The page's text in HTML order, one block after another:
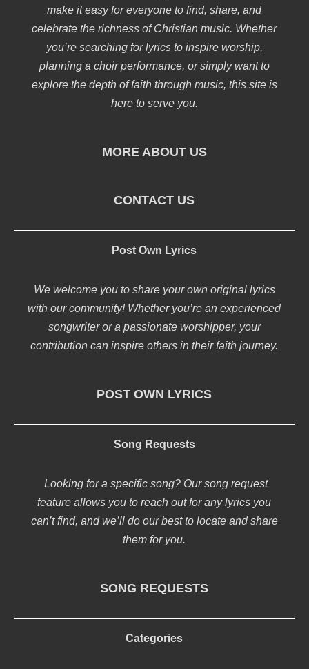
make it easy for everyone to find, share, and
celebrate the richness of Christian music. Whether
you’re searching for lyrics to inspire worship,
planning a choir performance, or simply want to
explore the depth of faith through music, this site is
here to serve you.
MORE ABOUT US
CONTACT US
Post Own Lyrics
We welcome you to share your own original lyrics
with our community! Whether you’re an experienced
songwriter or a passionate worshipper, your
contribution can inspire others in their faith journey.
POST OWN LYRICS
Song Requests
Looking for a specific song? Our song request
feature allows you to reach out for any lyrics you
can’t find, and we’ll do our best to locate and share
them for you.
SONG REQUESTS
Categories